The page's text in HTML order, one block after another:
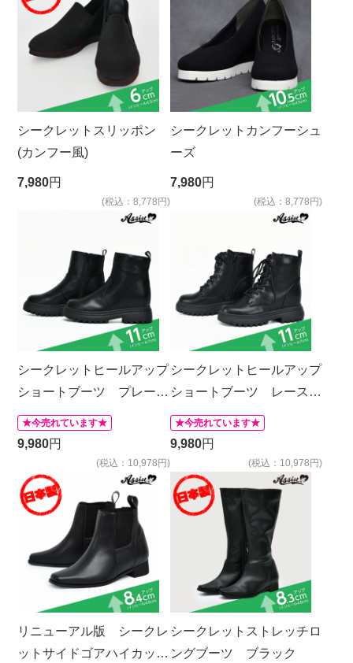
シークレットスリッポン
(カンフー風)
7,980円
(税込：8,778円)
シークレットカンフーシュ
ーズ
7,980円
(税込：8,778円)
シークレットヒールアップ
ショートブーツ プレーン
タイプ ブラック
★今売れています★
9,980円
(税込：10,978円)
シークレットヒールアップ
ショートブーツ レースア
ップタイプ ブラック
★今売れています★
9,980円
(税込：10,978円)
リニューアル版 シークレ
ットサイドゴアハイカット
シークレットストレッチロ
ングブーツ ブラック